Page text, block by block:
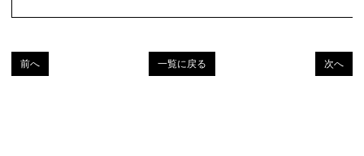
前へ 一覧に戻る 次へ